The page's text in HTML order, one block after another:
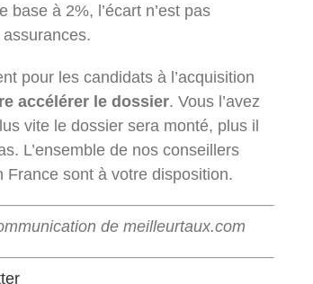
base à 2%, l’écart n’est pas
pour les candidats à l’acquisition
accélérer le dossier. Vous l’avez
vite le dossier sera monté, plus il
L’ensemble de nos conseillers
sont à votre disposition.
de meilleurtaux.com